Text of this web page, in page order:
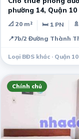
phường 14, Quận 10
📐 20 m² 🛏 1 PN
📍7b/2 Đường Thành
Loại BĐS khác · Quận 10
Chính chủ